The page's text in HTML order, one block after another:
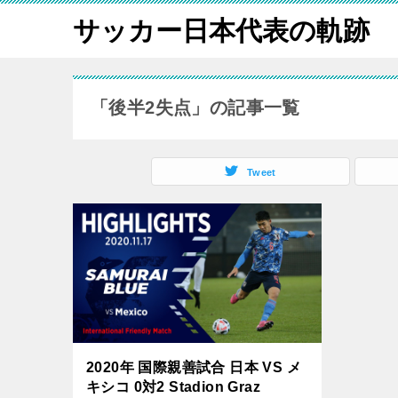
サッカー日本代表の軌跡
「後半2失点」の記事一覧
Tweet
2020年 国際親善試合 日本 VS メ
キシコ 0対2 Stadion Graz